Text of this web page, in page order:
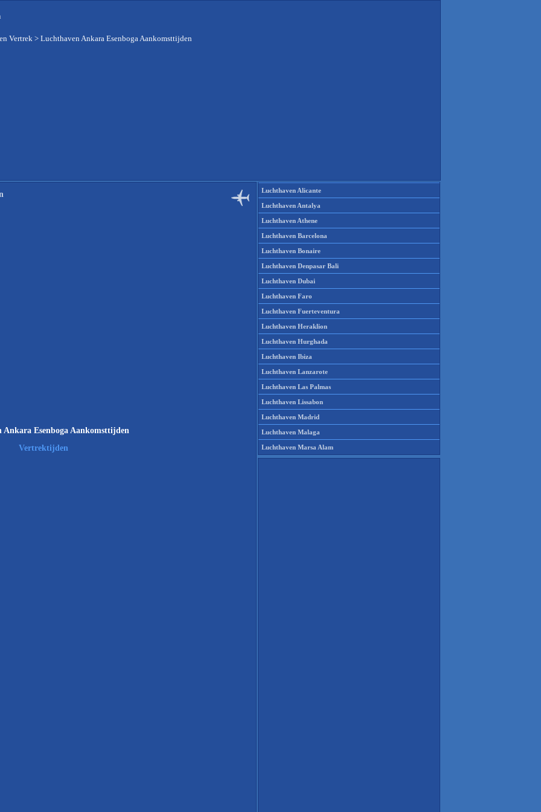
Vertrek > Luchthaven Ankara Esenboga Aankomsttijden
Ankara Esenboga Aankomsttijden
Vertrektijden
Luchthaven Alicante
Luchthaven Antalya
Luchthaven Athene
Luchthaven Barcelona
Luchthaven Bonaire
Luchthaven Denpasar Bali
Luchthaven Dubai
Luchthaven Faro
Luchthaven Fuerteventura
Luchthaven Heraklion
Luchthaven Hurghada
Luchthaven Ibiza
Luchthaven Lanzarote
Luchthaven Las Palmas
Luchthaven Lissabon
Luchthaven Madrid
Luchthaven Malaga
Luchthaven Marsa Alam